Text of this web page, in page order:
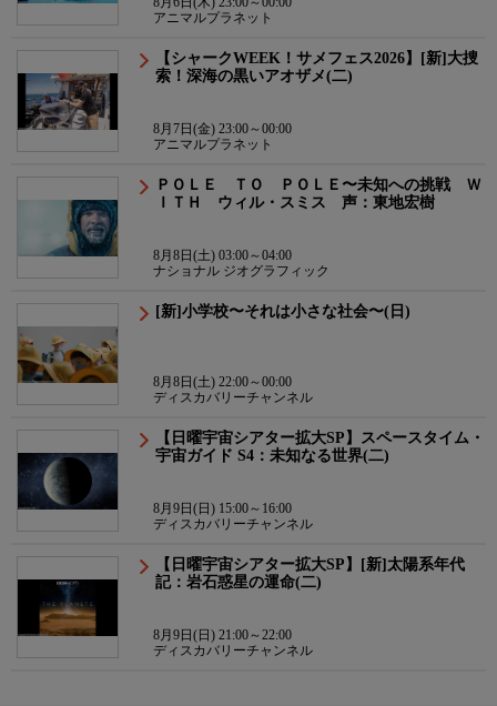
アニマルプラネット
【シャークWEEK！サメフェス2026】[新]大捜
索！深海の黒いアオザメ(二)
8月7日(金) 23:00～00:00
アニマルプラネット
ＰＯＬＥ ＴＯ ＰＯＬＥ〜未知への挑戦 Ｗ
ＩＴＨ ウィル・スミス 声：東地宏樹
8月8日(土) 03:00～04:00
ナショナル ジオグラフィック
[新]小学校〜それは小さな社会〜(日)
8月8日(土) 22:00～00:00
ディスカバリーチャンネル
【日曜宇宙シアター拡大SP】スペースタイム・
宇宙ガイド S4：未知なる世界(二)
8月9日(日) 15:00～16:00
ディスカバリーチャンネル
【日曜宇宙シアター拡大SP】[新]太陽系年代
記：岩石惑星の運命(二)
8月9日(日) 21:00～22:00
ディスカバリーチャンネル